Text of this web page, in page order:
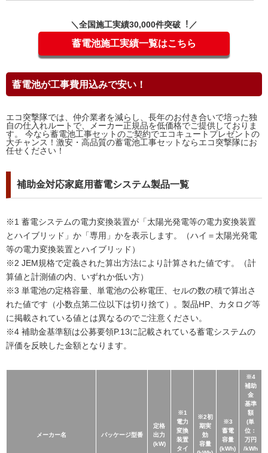
＼全国施⼯実績30,000件突破︕／
蓄電池施工実績一覧はこちら
蓄電池が工事費用込みで安い！
エコ突撃隊では、仲介業者を減らし、長年のお付き合いで培った独
自の仕入れルートで、メーカー正規品を低価格でご提供しておりま
す。 今なら蓄電池工事セットのご契約でエコキュートプレゼントの
大チャンス！激安・高品質の蓄電池工事セットならエコ突撃隊にお
任せください！
補助金対応家庭用蓄電システム製品一覧
※1 蓄電システムの電力変換装置が「太陽光発電等の電力変換装置
とハイブリッド」か「専用」かを表示します。（ハイ＝太陽光発電
等の電力変換装置とハイブリッド）
※2 JEM規格で定義された算出方法により計算された値です。（計
算値と計測値の内、いずれか低い方）
※3 単電池の定格容量、単電池の公称電圧、セルの数の積で算出さ
れた値です（小数点第二位以下は切り捨て）。製品HP、カタログ等
に掲載されている値とは異なるのでご注意ください。
※4 補助金基準額は公募要領P.13に記載されている蓄電システムの
評価を反映した金額となります。
メーカー名 パッケージ型番
定格
出力
(kW)
※1
電力
変換
装置
タイ
※2初
期実
効
容量
※3
蓄電
容量
(kWh)
※4
補助
金
基準
額
(単
位：
万円
/kWh